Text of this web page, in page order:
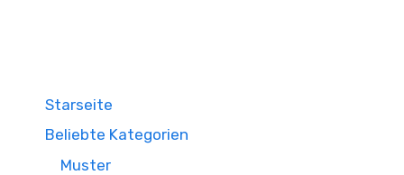
Starseite
Beliebte Kategorien
Muster